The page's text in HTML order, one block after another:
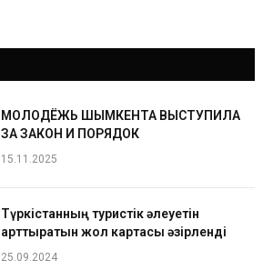
МОЛОДЁЖЬ ШЫМКЕНТА ВЫСТУПИЛА
ЗА ЗАКОН И ПОРЯДОК
15.11.2025
Түркістанның туристік әлеуетін
арттыратын жол картасы әзірленді
25.09.2024